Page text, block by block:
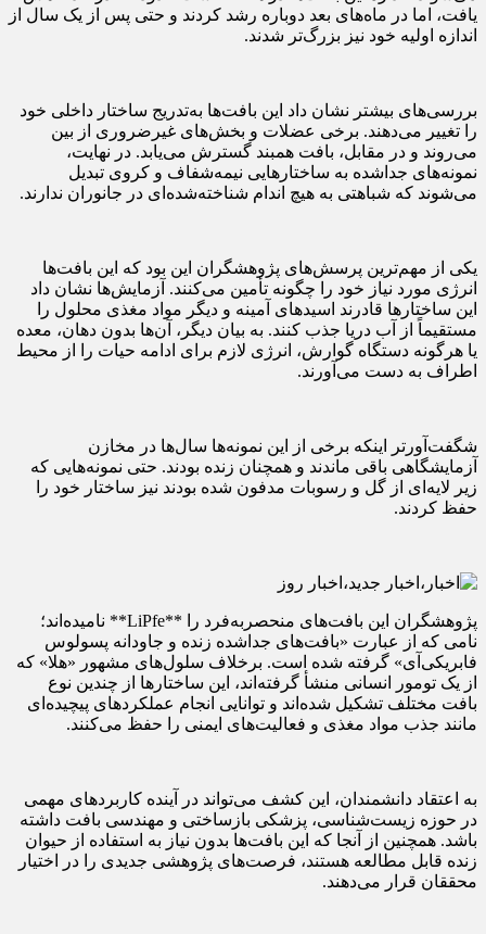
یافت، اما در ماه‌های بعد دوباره رشد کردند و حتی پس از یک سال از
اندازه اولیه خود نیز بزرگ‌تر شدند.
بررسی‌های بیشتر نشان داد این بافت‌ها به‌تدریج ساختار داخلی خود
را تغییر می‌دهند. برخی عضلات و بخش‌های غیرضروری از بین
می‌روند و در مقابل، بافت همبند گسترش می‌یابد. در نهایت،
نمونه‌های جداشده به ساختارهایی نیمه‌شفاف و کروی تبدیل
می‌شوند که شباهتی به هیچ اندام شناخته‌شده‌ای در جانوران ندارند.
یکی از مهم‌ترین پرسش‌های پژوهشگران این بود که این بافت‌ها
انرژی مورد نیاز خود را چگونه تأمین می‌کنند. آزمایش‌ها نشان داد
این ساختارها قادرند اسیدهای آمینه و دیگر مواد مغذی محلول را
مستقیماً از آب دریا جذب کنند. به بیان دیگر، آن‌ها بدون دهان، معده
یا هرگونه دستگاه گوارش، انرژی لازم برای ادامه حیات را از محیط
اطراف به دست می‌آورند.
شگفت‌آورتر اینکه برخی از این نمونه‌ها سال‌ها در مخازن
آزمایشگاهی باقی ماندند و همچنان زنده بودند. حتی نمونه‌هایی که
زیر لایه‌ای از گل و رسوبات مدفون شده بودند نیز ساختار خود را
حفظ کردند.
پژوهشگران این بافت‌های منحصربه‌فرد را **LiPfe** نامیده‌اند؛
نامی که از عبارت «بافت‌های جداشده زنده و جاودانه پسولوس
فابریکی‌آی» گرفته شده است. برخلاف سلول‌های مشهور «هلا» که
از یک تومور انسانی منشأ گرفته‌اند، این ساختارها از چندین نوع
بافت مختلف تشکیل شده‌اند و توانایی انجام عملکردهای پیچیده‌ای
مانند جذب مواد مغذی و فعالیت‌های ایمنی را حفظ می‌کنند.
به اعتقاد دانشمندان، این کشف می‌تواند در آینده کاربردهای مهمی
در حوزه زیست‌شناسی، پزشکی بازساختی و مهندسی بافت داشته
باشد. همچنین از آنجا که این بافت‌ها بدون نیاز به استفاده از حیوان
زنده قابل مطالعه هستند، فرصت‌های پژوهشی جدیدی را در اختیار
محققان قرار می‌دهند.